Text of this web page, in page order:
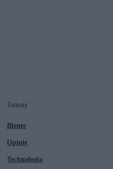
Tematy
Biznes
Opinie
Technologia